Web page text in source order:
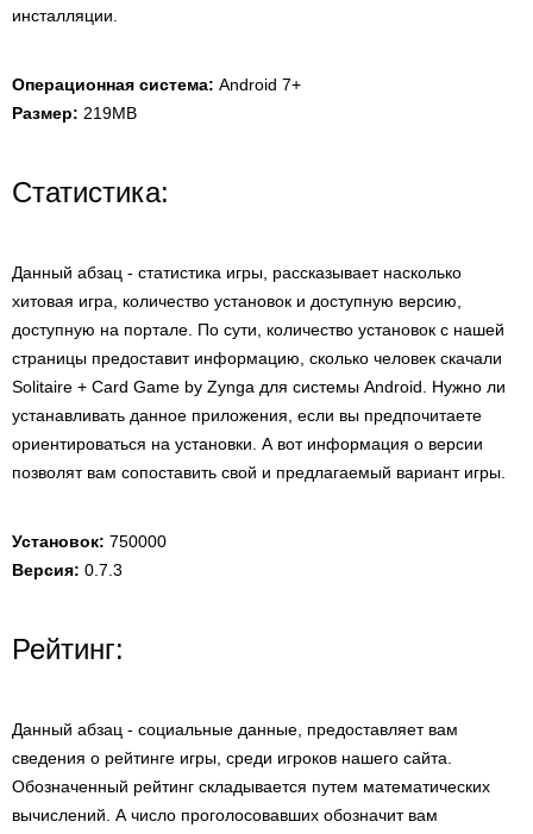
инсталляции.
Операционная система: Android 7+
Размер: 219MB
Статистика:
Данный абзац - статистика игры, рассказывает насколько
хитовая игра, количество установок и доступную версию,
доступную на портале. По сути, количество установок с нашей
страницы предоставит информацию, сколько человек скачали
Solitaire + Card Game by Zynga для системы Android. Нужно ли
устанавливать данное приложения, если вы предпочитаете
ориентироваться на установки. А вот информация о версии
позволят вам сопоставить свой и предлагаемый вариант игры.
Установок: 750000
Версия: 0.7.3
Рейтинг:
Данный абзац - социальные данные, предоставляет вам
сведения о рейтинге игры, среди игроков нашего сайта.
Обозначенный рейтинг складывается путем математических
вычислений. А число проголосовавших обозначит вам